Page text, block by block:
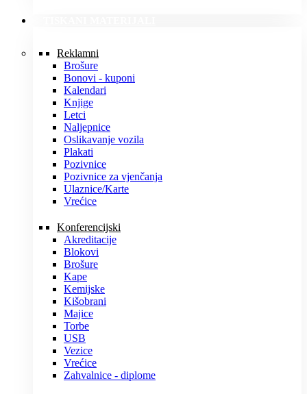
Reklamni
Brošure
Bonovi - kuponi
Kalendari
Knjige
Letci
Naljepnice
Oslikavanje vozila
Plakati
Pozivnice
Pozivnice za vjenčanja
Ulaznice/Karte
Vrećice
Konferencijski
Akreditacije
Blokovi
Brošure
Kape
Kemijske
Kišobrani
Majice
Torbe
USB
Vezice
Vrećice
Zahvalnice - diplome